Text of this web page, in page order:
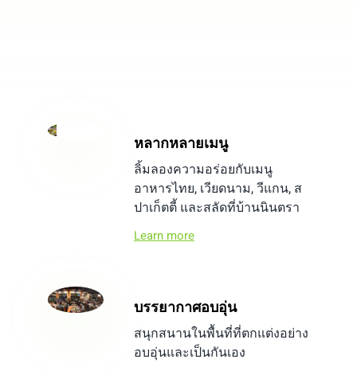
หลากหลายเมนู
ลิ้มลองความอร่อยกับเมนู
อาหารไทย, เวียดนาม, วีแกน, ส
ปาเก็ตตี้ และสลัดที่บ้านนินตรา
Learn more
บรรยากาศอบอุ่น
สนุกสนานในพื้นที่ที่ตกแต่งอย่าง
อบอุ่นและเป็นกันเอง